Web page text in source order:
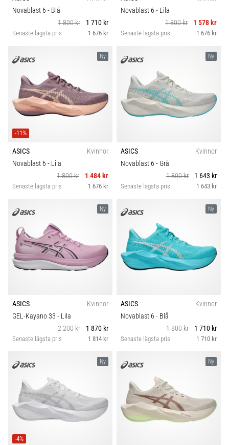
Hur
det
var
det…
6. 8. 2026
9 min. läsning
Löparknä:
Orsaker,
och
åtgärder
Löparknä,
även
känt
som
iliotibialbandssyndrom
ett
mycket
hälsoproblem
löpare
drabbas
Vad…
alla
Skobredd
Novablast 6 - Blå
1 800 kr
1 710 kr
Senaste lägsta pris 1 676 kr
Novablast 6 - Lila
1 800 kr
1 578 kr
Senaste lägsta pris 1 676 kr
Ny
-11%
ASICS
Kvinnor
Novablast 6 - Lila
1 800 kr
1 484 kr
Senaste lägsta pris 1 676 kr
Ny
ASICS
Kvinnor
Novablast 6 - Grå
1 800 kr
1 643 kr
Senaste lägsta pris 1 643 kr
Ny
ASICS
Kvinnor
GEL-Kayano 33 - Lila
2 200 kr
1 870 kr
Senaste lägsta pris 1 814 kr
Ny
ASICS
Kvinnor
Novablast 6 - Blå
1 800 kr
1 710 kr
Senaste lägsta pris 1 710 kr
Ny
-4%
Ny